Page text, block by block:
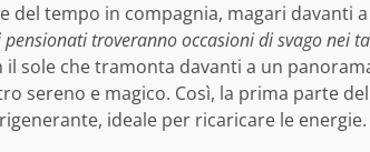
del tempo in compagnia, magari davanti
troveranno occasioni di svago nei
il sole che tramonta davanti a un
sereno e magico. Così, la prima parte
ideale per ricaricare le energie.